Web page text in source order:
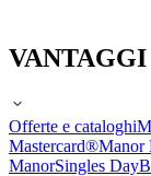
VANTAGGI
Offerte e cataloghi
Mastercard®Manor
ManorSingles Day